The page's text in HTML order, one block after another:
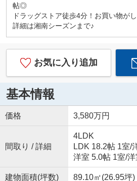
帖◎
ドラッグストア徒歩4分！お買い物が
詳細は湘南シーズンまで♪
お気に入り追加
基本情報
価格 3,580万円
間取り / 詳細
4LDK
LDK 18.2帖 1室/
洋室 5.0帖 1室/洋
建物面積(坪数) 89.10㎡(26.95坪)